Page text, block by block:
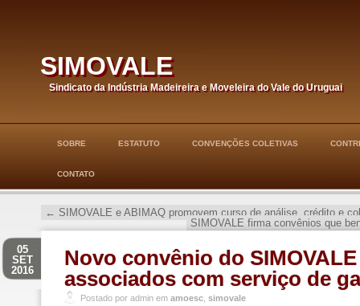
simovale
Sindicato da Indústria Madeireira e Moveleira do Vale do Uruguai
SOBRE ESTATUTO CONVENÇÕES COLETIVAS
CONTATO
← SIMOVALE e ABIMAQ promovem curso de análise, crédito e
SIMOVALE firma convênios que
Novo convênio do
associados com serviço de
05
SET
2016
Postado por admin em amoesc simovale